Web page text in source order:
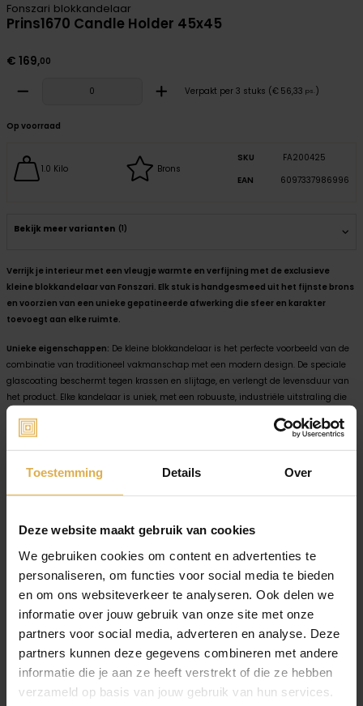
Toestemming Details Over
Deze website maakt gebruik van cookies
We gebruiken cookies om content en advertenties te
personaliseren, om functies voor social media te bieden
en om ons websiteverkeer te analyseren. Ook delen we
informatie over jouw gebruik van onze site met onze
partners voor social media, adverteren en analyse. Deze
partners kunnen deze gegevens combineren met andere
informatie die je aan ze heeft verstrekt of die ze hebben
verzameld op basis van jouw gebruik van hun services.
Fonszari blokkandelaar
Prins1670 Candle Holder 45x45
€ 169,00
Verpakt per 3 stuks (€ 56,33 ps. )
Op voorraad
1.0 Kilo Brons
SKU
FA200425
EAN
6097337986996
Bekijk meer varianten (1)
Verrijk je interieur met een vleugje warmte en verfijning met de exclusieve
kleine blokkandelaar van Fonszari. Elk stuk is handgesmeed uit het fijnste brons
en voorzien van een unieke gepatineerde afwerking die sfeer en karakter
toevoegt aan elke ruimte.
Unieke eigenschappen: De kleine blokkandelaar is het perfecte voorbeeld van de
combinatie van traditioneel vakmanschap met een modern design. De speciale
glascoating beschermt tegen krassen en slijtage, en verlengt de levensduur van
het product. Elke kandelaar is uniek, met een robuuste, industriële uitstraling die
prachtig past in zowel klassieke als moderne inrichtingen.
Voor langdurig behoud van je kleine blokkandelaar, raden
gebruik van schurende schoonmaakmiddelen om de glascoating intact te
Bestel vandaag nog de Fonszari Lily1613 Candle Holder en geniet van een tijdloze
toevoeging aan je thuisdecoratie.
Techniek Gesmeed
Te bestellen vanaf 3 stuks
Afmetingen
45 x 45 x 48 mm (BxDxH) Let
op: aangezien elk product
handgemaakt is, kunnen de
afmetingen en het uiterlijk
enigszins verschillen.